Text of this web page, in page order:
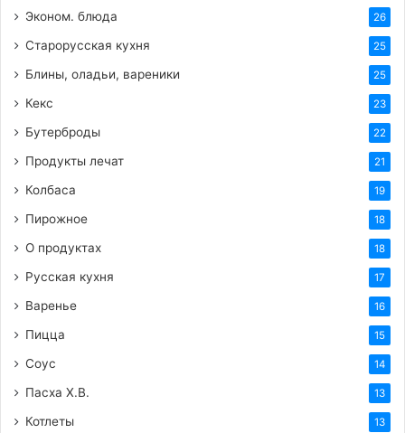
Эконом. блюда 26
Старорусская кухня 25
Блины, оладьи, вареники 25
Кекс 23
Бутерброды 22
Продукты лечат 21
Колбаса 19
Пирожное 18
О продуктах 18
Русская кухня 17
Варенье 16
Пицца 15
Соус 14
Пасха Х.В. 13
Котлеты 13